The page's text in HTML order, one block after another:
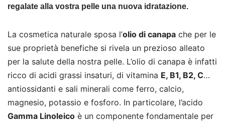
regalate alla vostra pelle una nuova idratazione.
La cosmetica naturale sposa l’olio di canapa che per le
sue proprietà benefiche si rivela un prezioso alleato
per la salute della nostra pelle. L’olio di canapa è infatti
ricco di acidi grassi insaturi, di vitamina E, B1, B2, C…
antiossidanti e sali minerali come ferro, calcio,
magnesio, potassio e fosforo. In particolare, l’acido
Gamma Linoleico è un componente fondamentale per